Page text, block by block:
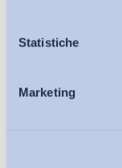
Statistiche
Marketing
Osservatori
Eventi
sulla pagina della
Iscriviti